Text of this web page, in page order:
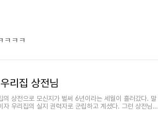
ㅋㅋㅋ
리집 상전님
의 상전으로 모신지가 벌써 6년이라는 세월이 흘러갔다. 말
자 우리집의 실지 권력자로 군립하고 계셨다. 그런 상전님의